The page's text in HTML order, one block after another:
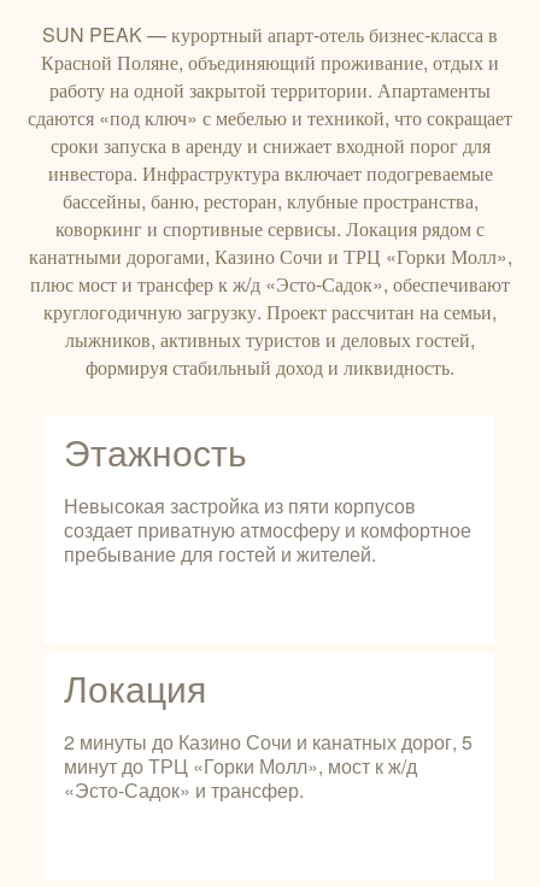
SUN PEAK — курортный апарт-отель бизнес-класса в
Красной Поляне, объединяющий проживание, отдых и
работу на одной закрытой территории. Апартаменты
сдаются «под ключ» с мебелью и техникой, что сокращает
сроки запуска в аренду и снижает входной порог для
инвестора. Инфраструктура включает подогреваемые
бассейны, баню, ресторан, клубные пространства,
коворкинг и спортивные сервисы. Локация рядом с
канатными дорогами, Казино Сочи и ТРЦ «Горки Молл»,
плюс мост и трансфер к ж/д «Эсто-Садок», обеспечивают
круглогодичную загрузку. Проект рассчитан на семьи,
лыжников, активных туристов и деловых гостей,
формируя стабильный доход и ликвидность.
Локация
2 минуты до Казино Сочи и канатных дорог, 5
минут до ТРЦ «Горки Молл», мост к ж/д
«Эсто-Садок» и трансфер.
Этажность
Невысокая застройка из пяти корпусов
создает приватную атмосферу и комфортное
пребывание для гостей и жителей.